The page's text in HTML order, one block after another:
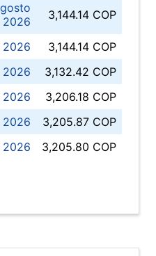
2026
3,144.14 COP
2026
3,144.14 COP
2026
3,132.42 COP
2026
3,206.18 COP
2026
3,205.87 COP
2026
3,205.80 COP